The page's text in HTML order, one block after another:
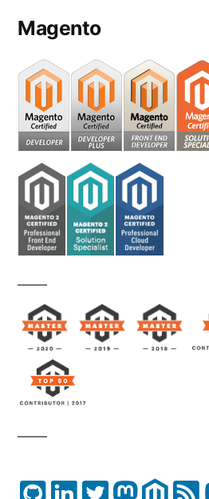
Magento